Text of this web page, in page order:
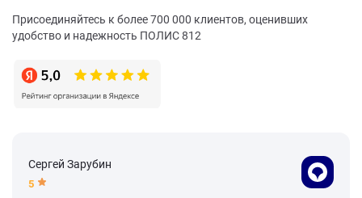
Присоединяйтесь к более 700 000 клиентов, оценивших
удобство и надежность ПОЛИС 812
Сергей Зарубин
5